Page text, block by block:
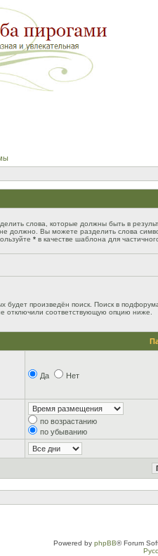
слова, которые должны быть в
не должно. Вы можете разделить слова
* в качестве шаблона для
произведён поиск. Поиск в
отключили соответствующую опцию ниже.
Да Нет
по возрастанию
по убыванию
Powered by phpBB® Forum